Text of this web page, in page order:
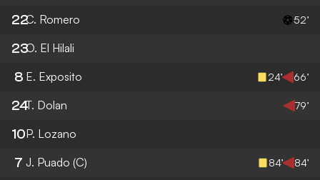
22C. Romero 52’
23O. El Hilali
8 E. Exposito 24’ 66’
24T. Dolan 79’
10P. Lozano
7 J. Puado (C) 84’ 84’